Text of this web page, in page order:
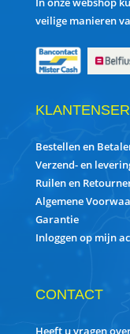
veilige manieren
Bestellen en
Verzend- en
Ruilen en
Algemene
Garantie
Inloggen op mijn
CONTACT
Heeft u vragen